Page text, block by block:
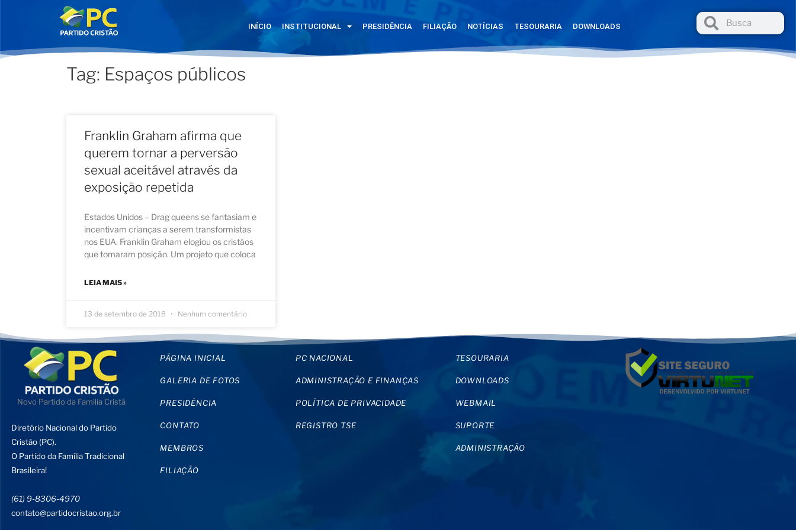
INÍCIO INSTITUCIONAL PRESIDÊNCIA FILIAÇÃO NOTÍCIAS TESOURARIA DOWNLOADS
Tag: Espaços públicos
Franklin Graham afirma que
querem tornar a perversão
sexual aceitável através da
exposição repetida
Estados Unidos – Drag queens se fantasiam e
incentivam crianças a serem transformistas
nos EUA. Franklin Graham elogiou os cristãos
que tomaram posição. Um projeto que coloca
LEIA MAIS »
13 de setembro de 2018 Nenhum comentário
Novo Partido da Familia Cristã
Diretório Nacional do Partido
Cristão (PC).
O Partido da Família Tradicional
Brasileira!
(61) 9-8306-4970
contato@partidocristao.org.br
PÁGINA INICIAL
GALERIA DE FOTOS
PRESIDÊNCIA
CONTATO
MEMBROS
FILIAÇÃO
PC NACIONAL
ADMINISTRAÇÃO E FINANÇAS
POLÍTICA DE PRIVACIDADE
REGISTRO TSE
TESOURARIA
DOWNLOADS
WEBMAIL
SUPORTE
ADMINISTRAÇÃO